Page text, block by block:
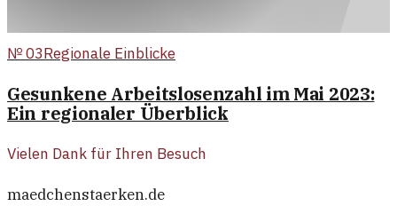
№03Regionale Einblicke
Gesunkene Arbeitslosenzahl im Mai 2023:
Ein regionaler Überblick
Vielen Dank für Ihren Besuch
maedchenstaerken.de